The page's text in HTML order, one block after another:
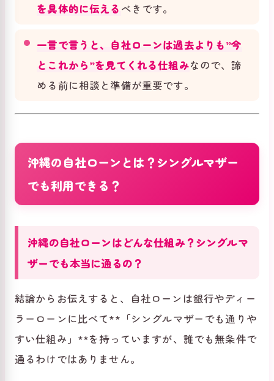
を具体的に伝える べきです。
一言で言うと、自社ローンは過去よりも”今
とこれから”を見てくれる仕組みなので、諦
める前に相談と準備が重要です。
沖縄の自社ローンとは？シングルマザー
でも利用できる？
沖縄の自社ローンはどんな仕組み？シングルマ
ザーでも本当に通るの？
結論からお伝えすると、自社ローンは銀行やディー
ラーローンに比べて**「シングルマザーでも通りや
すい仕組み」**を持っていますが、誰でも無条件で
通るわけではありません。